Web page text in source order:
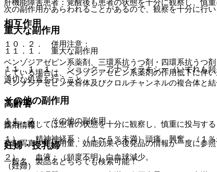
肝機能障害患者：覚醒後も患者の状態を十分に観察し、慎
相互作用
１０．２． 併用注意：
ベンゾジアゼピン系薬剤、三環系抗うつ剤・四環系抗うつ
している場合は、ベンゾジアゼピン系薬剤の作用低下に伴
ベンゾジアゼピン受容体及びクロルチャンネルの複合体と
高齢者
投与に際しては患者の状態を十分に観察し、慎重に投与す
妊婦・授乳婦
（妊婦）
次の副作用があらわれることがあるので、観察を十分に行
重大な副作用
１１．１． 重大な副作用
１１．１．１． ショック、アナフィラキシー（いずれも
適切な処置を行うこと。
その他の副作用
１１．２． その他の副作用
１）． 精神神経系：（１〜５％未満）頭痛、興奮、（１
２）． 血液：（頻度不明）白血球減少。
薬剤情報
薬剤写真、用法用量、効能効果や後発品の情報が一度に参
一般名、製品名どちらでも検索可能！